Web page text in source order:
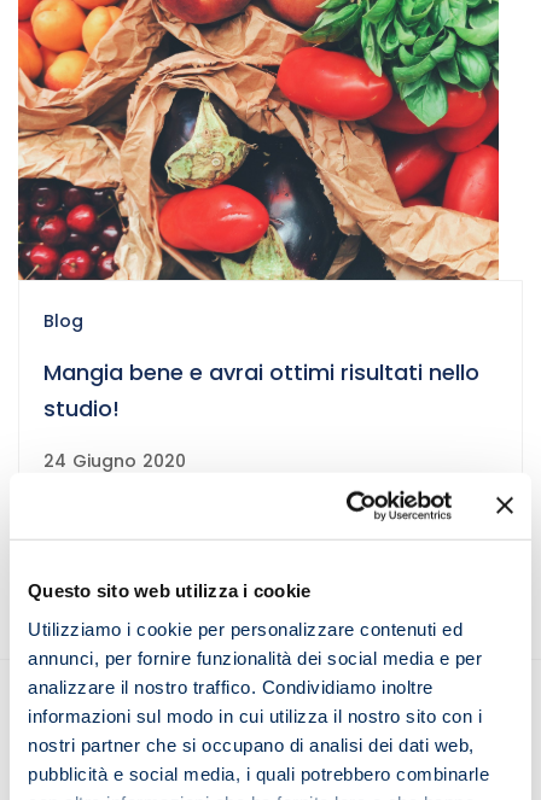
Questo sito web utilizza i cookie
Utilizziamo i cookie per personalizzare contenuti ed
annunci, per fornire funzionalità dei social media e per
analizzare il nostro traffico. Condividiamo inoltre
informazioni sul modo in cui utilizza il nostro sito con i
nostri partner che si occupano di analisi dei dati web,
pubblicità e social media, i quali potrebbero combinarle
Blog
Mangia bene e avrai ottimi risultati nello
studio!
24 Giugno 2020
Seguici sui social